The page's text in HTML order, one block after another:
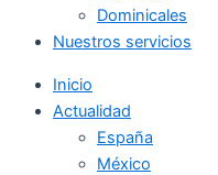
Dominicales
Nuestros servicios
Inicio
Actualidad
España
México